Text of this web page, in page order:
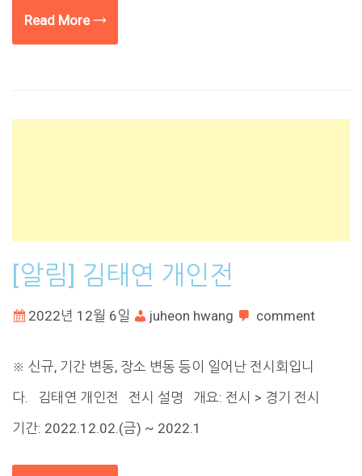
Read More →
[알림] 김태연 개인전
2022년 12월 6일 juheon hwang comment
※ 신규, 기간 변동, 장소 변동 등이 일어난 전시회입니
다. 김태연 개인전 전시 설명 개요: 전시 > 경기 전시
기간: 2022.12.02.(금) ~ 2022.1